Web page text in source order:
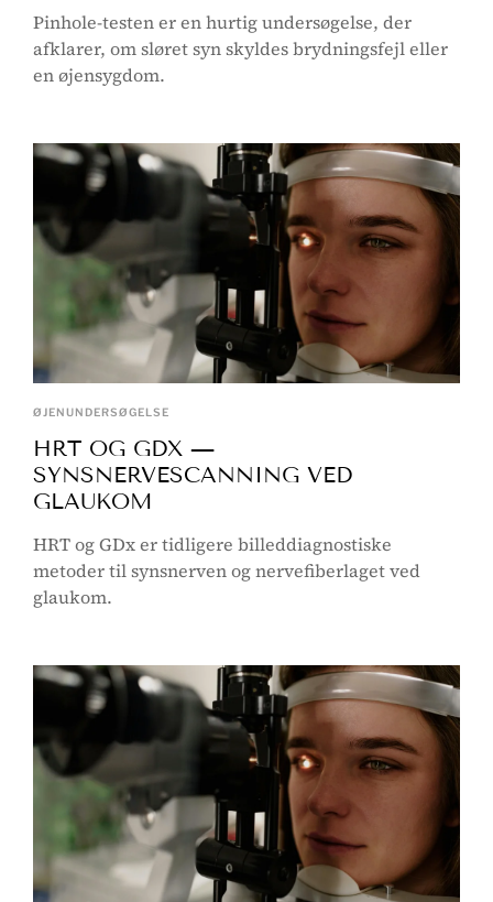
Pinhole-testen er en hurtig undersøgelse, der
afklarer, om sløret syn skyldes brydningsfejl eller
en øjensygdom.
ØJENUNDERSØGELSE
HRT OG GDX —
SYNSNERVESCANNING VED
GLAUKOM
HRT og GDx er tidligere billeddiagnostiske
metoder til synsnerven og nervefiberlaget ved
glaukom.